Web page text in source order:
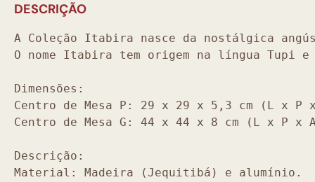
DESCRIÇÃO
A Coleção Itabira nasce da nostálgica
O nome Itabira tem origem na língua Tupi
Dimensões:
Centro de Mesa P: 29 x 29 x 5,3 cm (L x P
Centro de Mesa G: 44 x 44 x 8 cm (L x P x
Descrição:
Material: Madeira (Jequitibá) e alumínio.